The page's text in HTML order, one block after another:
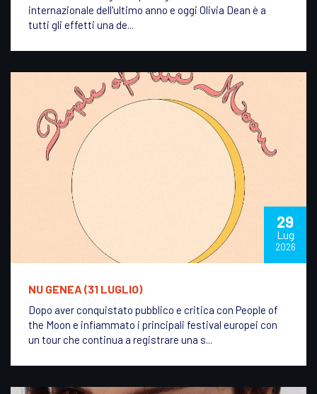
internazionale dell'ultimo anno e oggi Olivia Dean è a
tutti gli effetti una de...
29
Lug
2026
NU GENEA (31 LUGLIO)
Dopo aver conquistato pubblico e critica con People of
the Moon e infiammato i principali festival europei con
un tour che continua a registrare una s...